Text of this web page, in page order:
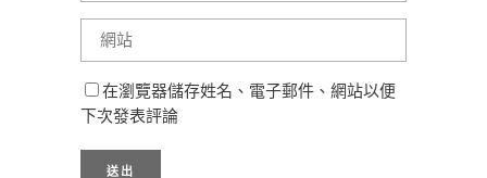
在瀏覽器儲存姓名、電子郵件、網站以便
下次發表評論